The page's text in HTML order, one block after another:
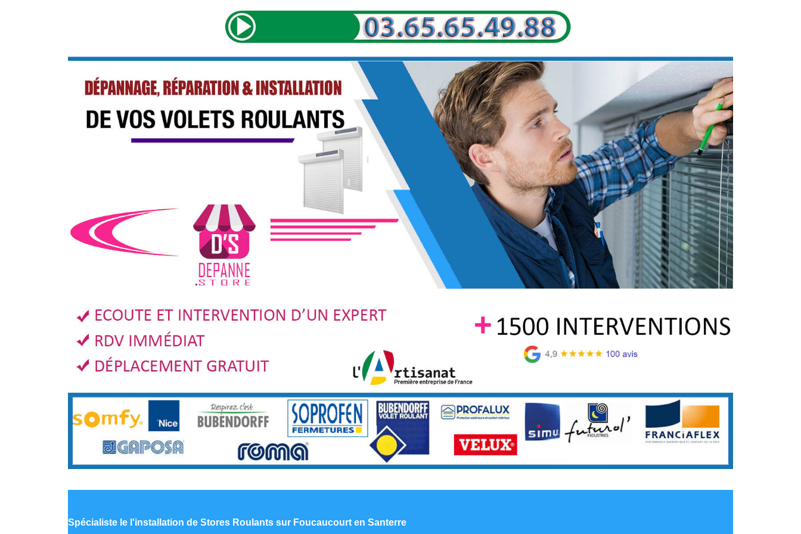
Spécialiste le l'installation de Stores Roulants sur Foucaucourt en Santerre